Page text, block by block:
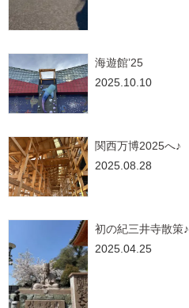
海遊館’25
2025.10.10
関西万博2025へ♪
2025.08.28
初の紀三井寺散策♪
2025.04.25